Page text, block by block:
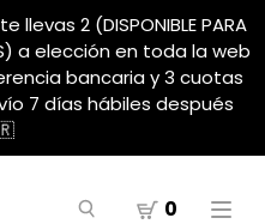
llevas 2 (DISPONIBLE PARA
a elección en toda la web
bancaria y 3 cuotas
7 días hábiles después
0